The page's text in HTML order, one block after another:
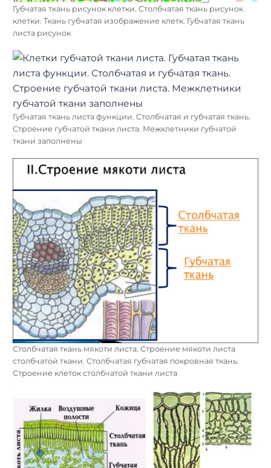
Губчатая ткань рисунок клетки. Столбчатая ткань рисунок
клетки. Ткань губчатая изображение клетк. Губчатая ткань
листа рисунок
Губчатая ткань листа функции. Столбчатая и губчатая ткань.
Строение губчатой ткани листа. Межклетники губчатой
ткани заполнены
Столбчатая ткань мякоти листа. Строение мякоти листа
столбчатой ткани. Столбчатая губчатая покровная ткань.
Строение клеток столбчатой ткани листа